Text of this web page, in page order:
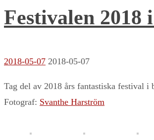
Festivalen 2018
2018-05-07 2018-05-07
Tag del av 2018 års fantastiska festival i
Fotograf: Svanthe Harström